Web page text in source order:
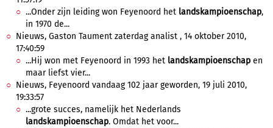
...Onder zijn leiding won Feyenoord het landskampioenschap,
in 1970 de...
Nieuws, Gaston Taument zaterdag analist , 14 oktober 2010,
17:40:59
...Hij won met Feyenoord in 1993 het landskampioenschap en
maar liefst vier...
Nieuws, Feyenoord vandaag 102 jaar geworden, 19 juli 2010,
19:33:57
...grote succes, namelijk het Nederlands
landskampioenschap. Omdat het voor...